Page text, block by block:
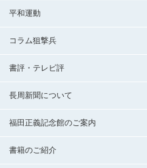
平和運動
コラム狙撃兵
書評・テレビ評
長周新聞について
福田正義記念館のご案内
書籍のご紹介